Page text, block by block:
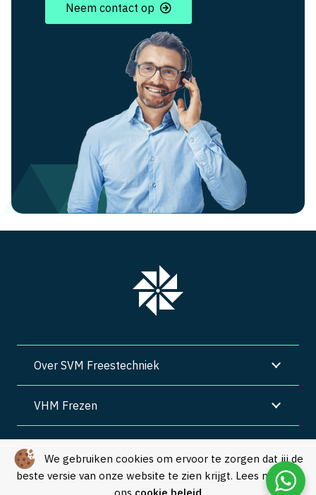
We gebruiken cookies om ervoor te zorgen dat jij de
beste versie van onze website te zien krijgt. Lees meer in
Neem contact op
Over SVM Freestechniek
VHM Frezen
Algemene voorwaarden | Privacy